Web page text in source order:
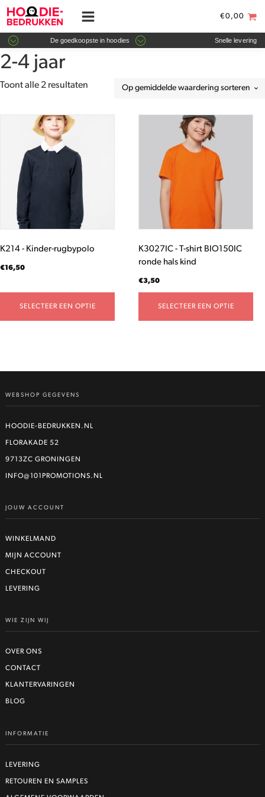
€0,00
De goedkoopste in hoodies Snelle levering
2-4 jaar
Toont alle 2 resultaten Gesorteerd
K214 - Kinder-rugbypolo
€16,50
SELECTEER EEN OPTIE
meerdere
variaties.
Deze
gekozen
op
de
K3027IC - T-shirt BIO150IC
ronde hals kind
€3,50
SELECTEER EEN OPTIE
meerdere
variaties.
gekozen
op
de
productpagina
WEBSHOP GEGEVENS
HOODIE-BEDRUKKEN.NL
FLORAKADE 52
9713ZC GRONINGEN
INFO@101PROMOTIONS.NL
JOUW ACCOUNT
WINKELMAND
MIJN ACCOUNT
CHECKOUT
LEVERING
WIE ZIJN WIJ
OVER ONS
CONTACT
KLANTERVARINGEN
BLOG
INFORMATIE
LEVERING
RETOUREN EN SAMPLES